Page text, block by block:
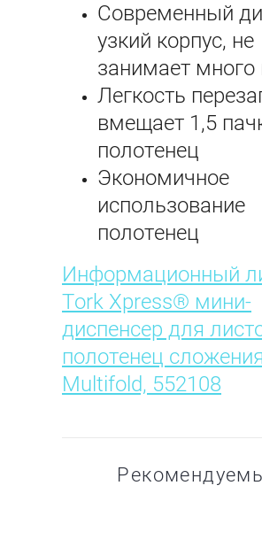
Современный
узкий корпус, не
занимает много
Легкость
вмещает 1,5
полотенец
Экономичное
использование
полотенец
Информационный
Tork Xpress® мини-
диспенсер для
полотенец сложения
Multifold, 552108